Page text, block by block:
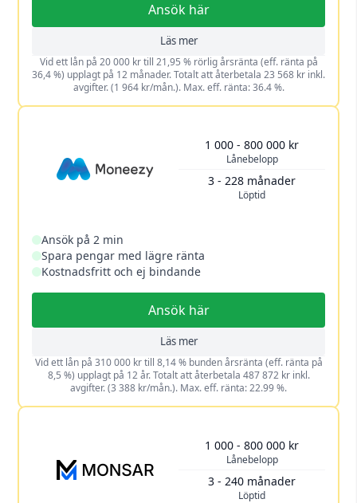
Ansök här
Läs mer
Vid ett lån på 20 000 kr till 21,95 % rörlig årsränta (eff. ränta på
36,4 %) upplagt på 12 månader. Totalt att återbetala 23 568 kr inkl.
avgifter. (1 964 kr/mån.). Max. eff. ränta: 36.4 %.
Lånebelopp
1 000 - 800 000 kr
Löptid
3 - 228 månader
Ansök på 2 min
Spara pengar med lägre ränta
Kostnadsfritt och ej bindande
Ansök här
Läs mer
Vid ett lån på 310 000 kr till 8,14 % bunden årsränta (eff. ränta på
8,5 %) upplagt på 12 år. Totalt att återbetala 487 872 kr inkl.
avgifter. (3 388 kr/mån.). Max. eff. ränta: 22.99 %.
Lånebelopp
1 000 - 800 000 kr
Löptid
3 - 240 månader